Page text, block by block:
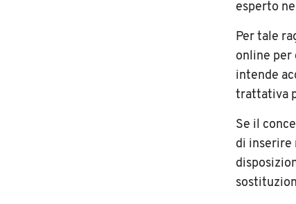
esperto
Per tale
online per
intende
trattativa
Se il
di inserire